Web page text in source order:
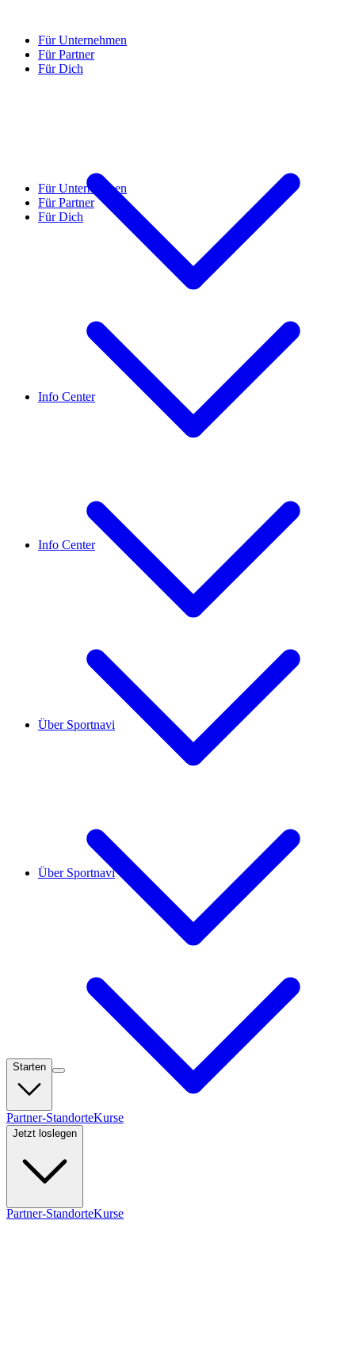
Für Unternehmen
Für Partner
Für Dich
Info Center
Über Sportnavi
Starten
Partner-StandorteKurse
Jetzt loslegen
Für Unternehmen
Für Partner
Für Dich
Info Center
Über Sportnavi
Partner-StandorteKurse